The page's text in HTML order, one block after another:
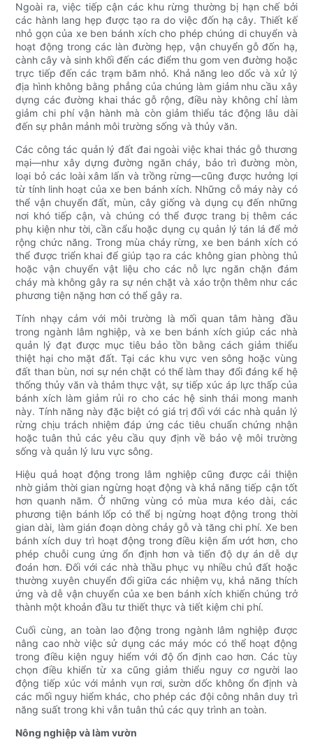
Ngoài ra, việc tiếp cận các khu rừng thường bị hạn chế bởi
các hành lang hẹp được tạo ra do việc đốn hạ cây. Thiết kế
nhỏ gọn của xe ben bánh xích cho phép chúng di chuyển và
hoạt động trong các làn đường hẹp, vận chuyển gỗ đốn hạ,
cành cây và sinh khối đến các điểm thu gom ven đường hoặc
trực tiếp đến các trạm băm nhỏ. Khả năng leo dốc và xử lý
địa hình không bằng phẳng của chúng làm giảm nhu cầu xây
dựng các đường khai thác gỗ rộng, điều này không chỉ làm
giảm chi phí vận hành mà còn giảm thiểu tác động lâu dài
đến sự phân mảnh môi trường sống và thủy văn.
Các công tác quản lý đất đai ngoài việc khai thác gỗ thương
mại—như xây dựng đường ngăn cháy, bảo trì đường mòn,
loại bỏ các loài xâm lấn và trồng rừng—cũng được hưởng lợi
từ tính linh hoạt của xe ben bánh xích. Những cỗ máy này có
thể vận chuyển đất, mùn, cây giống và dụng cụ đến những
nơi khó tiếp cận, và chúng có thể được trang bị thêm các
phụ kiện như tời, cần cẩu hoặc dụng cụ quản lý tán lá để mở
rộng chức năng. Trong mùa cháy rừng, xe ben bánh xích có
thể được triển khai để giúp tạo ra các không gian phòng thủ
hoặc vận chuyển vật liệu cho các nỗ lực ngăn chặn đám
cháy mà không gây ra sự nén chặt và xáo trộn thêm như các
phương tiện nặng hơn có thể gây ra.
Tính nhạy cảm với môi trường là mối quan tâm hàng đầu
trong ngành lâm nghiệp, và xe ben bánh xích giúp các nhà
quản lý đạt được mục tiêu bảo tồn bằng cách giảm thiểu
thiệt hại cho mặt đất. Tại các khu vực ven sông hoặc vùng
đất than bùn, nơi sự nén chặt có thể làm thay đổi đáng kể hệ
thống thủy văn và thảm thực vật, sự tiếp xúc áp lực thấp của
bánh xích làm giảm rủi ro cho các hệ sinh thái mong manh
này. Tính năng này đặc biệt có giá trị đối với các nhà quản lý
rừng chịu trách nhiệm đáp ứng các tiêu chuẩn chứng nhận
hoặc tuân thủ các yêu cầu quy định về bảo vệ môi trường
sống và quản lý lưu vực sông.
Hiệu quả hoạt động trong lâm nghiệp cũng được cải thiện
nhờ giảm thời gian ngừng hoạt động và khả năng tiếp cận tốt
hơn quanh năm. Ở những vùng có mùa mưa kéo dài, các
phương tiện bánh lốp có thể bị ngừng hoạt động trong thời
gian dài, làm gián đoạn dòng chảy gỗ và tăng chi phí. Xe ben
bánh xích duy trì hoạt động trong điều kiện ẩm ướt hơn, cho
phép chuỗi cung ứng ổn định hơn và tiến độ dự án dễ dự
đoán hơn. Đối với các nhà thầu phục vụ nhiều chủ đất hoặc
thường xuyên chuyển đổi giữa các nhiệm vụ, khả năng thích
ứng và dễ vận chuyển của xe ben bánh xích khiến chúng trở
thành một khoản đầu tư thiết thực và tiết kiệm chi phí.
Cuối cùng, an toàn lao động trong ngành lâm nghiệp được
nâng cao nhờ việc sử dụng các máy móc có thể hoạt động
trong điều kiện nguy hiểm với độ ổn định cao hơn. Các tùy
chọn điều khiển từ xa cũng giảm thiểu nguy cơ người lao
động tiếp xúc với mảnh vụn rơi, sườn dốc không ổn định và
các mối nguy hiểm khác, cho phép các đội công nhân duy trì
năng suất trong khi vẫn tuân thủ các quy trình an toàn.
Nông nghiệp và làm vườn